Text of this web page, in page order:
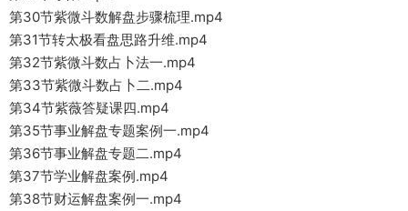
第30节紫微斗数解盘步骤梳理.mp4
第31节转太极看盘思路升维.mp4
第32节紫微斗数占卜法一.mp4
第33节紫微斗数占卜二.mp4
第34节紫薇答疑课四.mp4
第35节事业解盘专题案例一.mp4
第36节事业解盘专题二.mp4
第37节学业解盘案例.mp4
第38节财运解盘案例一.mp4